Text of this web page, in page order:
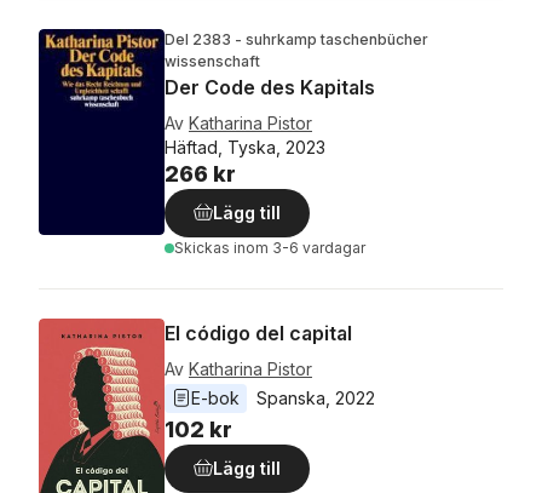
Del 2383 - suhrkamp taschenbücher
wissenschaft
Der Code des Kapitals
Av Katharina Pistor
Häftad, Tyska, 2023
266 kr
Lägg till
Skickas inom 3-6 vardagar
El código del capital
Av Katharina Pistor
E-bok
Spanska 2022
102 kr
Lägg till